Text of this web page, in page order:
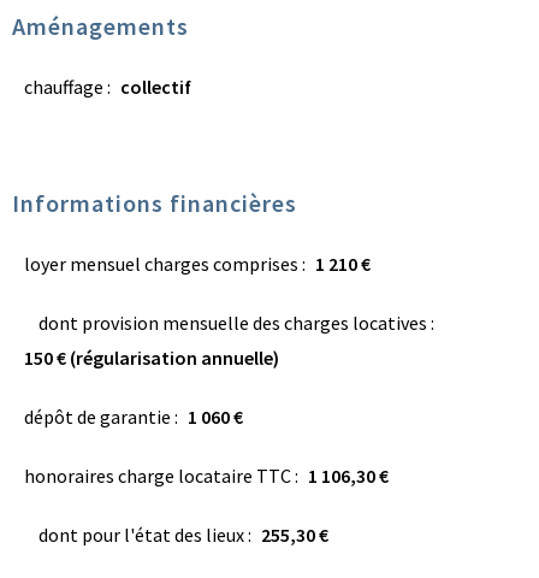
Aménagements
chauffage : collectif
Informations financières
loyer mensuel charges comprises : 1 210 €
dont provision mensuelle des charges locatives :
150 € (régularisation annuelle)
dépôt de garantie : 1 060 €
honoraires charge locataire TTC : 1 106,30 €
dont pour l'état des lieux : 255,30 €